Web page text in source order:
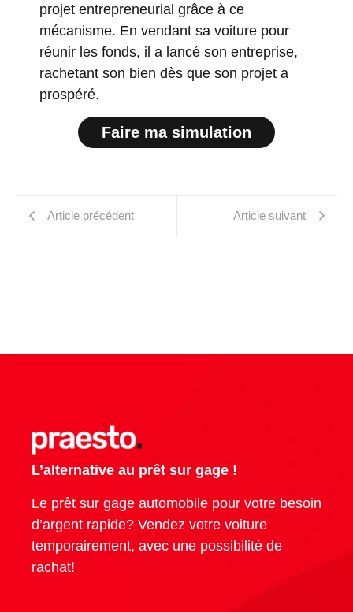
projet entrepreneurial grâce à ce
mécanisme. En vendant sa voiture pour
réunir les fonds, il a lancé son entreprise,
rachetant son bien dès que son projet a
prospéré.
Faire ma simulation
Article précédent Article suivant
L’alternative au prêt sur gage !
Le prêt sur gage automobile pour votre besoin
d’argent rapide? Vendez votre voiture
temporairement, avec une possibilité de
rachat!